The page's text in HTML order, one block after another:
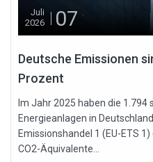
Juli
2026
07
Deutsche Emissionen
Prozent
Im Jahr 2025 haben die
Energieanlagen in
Emissionshandel 1 (EU-ETS
CO2-Äquivalente...